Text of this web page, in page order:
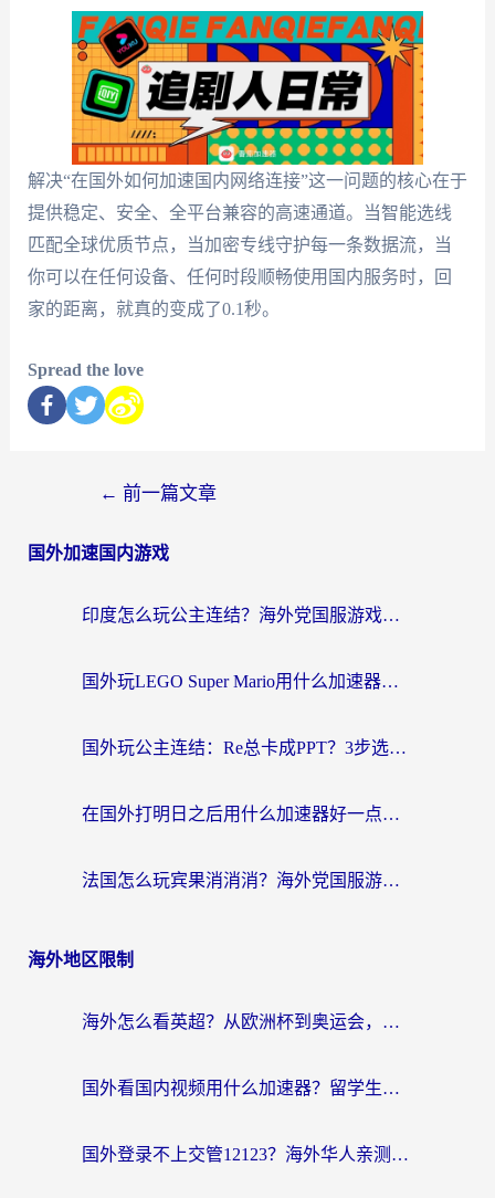
解决“在国外如何加速国内网络连接”这一问题的核心在于
提供稳定、安全、全平台兼容的高速通道。当智能选线
匹配全球优质节点，当加密专线守护每一条数据流，当
你可以在任何设备、任何时段顺畅使用国内服务时，回
家的距离，就真的变成了0.1秒。
Spread the love
← 前一篇文章
国外加速国内游戏
印度怎么玩公主连结？海外党国服游戏加速终极指南（附仙境传说RO重生细胞优化技巧）
国外玩LEGO Super Mario用什么加速器？2026海外玩家亲测有效指南
国外玩公主连结：Re总卡成PPT？3步选对加速器，畅玩国服无压力
在国外打明日之后用什么加速器好一点？海外玩家亲测有效的国服游戏加速指南
法国怎么玩宾果消消消？海外党国服游戏加速器终极指南（附漫威召唤与合成解决办法）
海外地区限制
海外怎么看英超？从欧洲杯到奥运会，一份让你不卡壳的中文解说观看指南
国外看国内视频用什么加速器？留学生和海外华人的实用指南
国外登录不上交管12123？海外华人亲测有效的回国加速器选择指南